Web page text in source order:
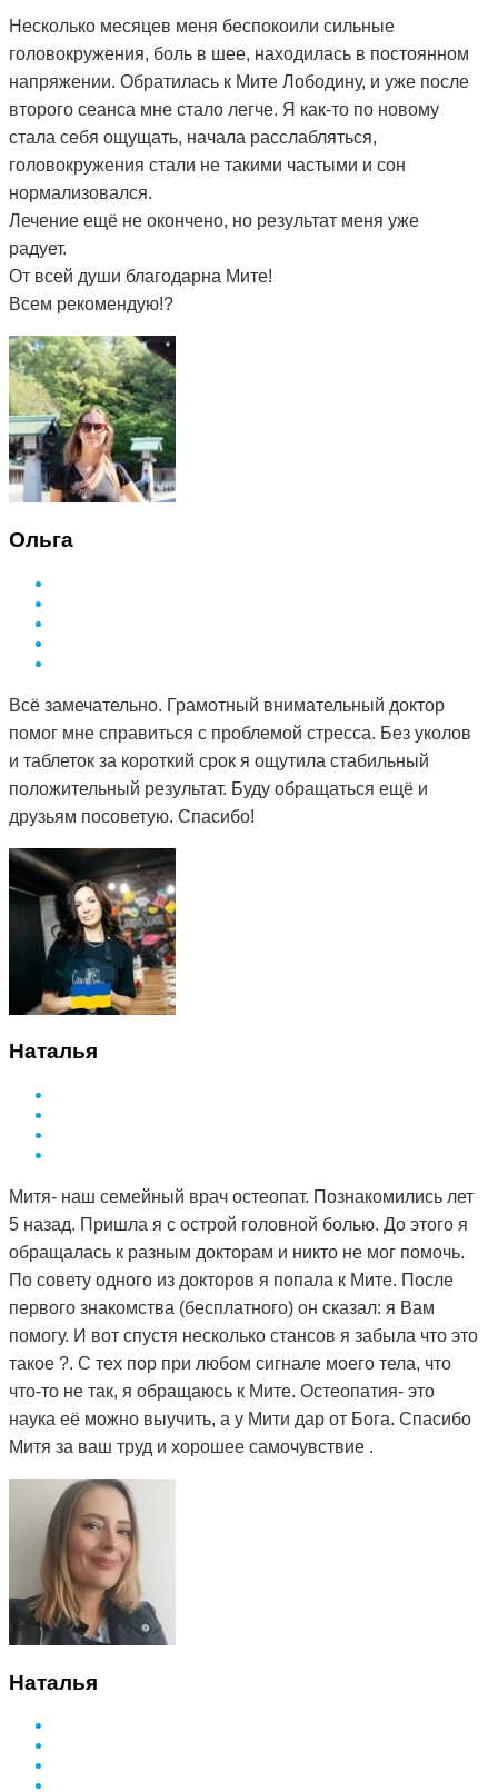
Несколько месяцев меня беспокоили сильные
головокружения, боль в шее, находилась в постоянном
напряжении. Обратилась к Мите Лободину, и уже после
второго сеанса мне стало легче. Я как-то по новому
стала себя ощущать, начала расслабляться,
головокружения стали не такими частыми и сон
нормализовался.
Лечение ещё не окончено, но результат меня уже
радует.
От всей души благодарна Мите!
Всем рекомендую!?
Ольга
Всё замечательно. Грамотный внимательный доктор
помог мне справиться с проблемой стресса. Без уколов
и таблеток за короткий срок я ощутила стабильный
положительный результат. Буду обращаться ещё и
друзьям посоветую. Спасибо!
Наталья
Митя- наш семейный врач остеопат. Познакомились лет
5 назад. Пришла я с острой головной болью. До этого я
обращалась к разным докторам и никто не мог помочь.
По совету одного из докторов я попала к Мите. После
первого знакомства (бесплатного) он сказал: я Вам
помогу. И вот спустя несколько стансов я забыла что это
такое ?. С тех пор при любом сигнале моего тела, что
что-то не так, я обращаюсь к Мите. Остеопатия- это
наука её можно выучить, а у Мити дар от Бога. Спасибо
Митя за ваш труд и хорошее самочувствие .
Наталья